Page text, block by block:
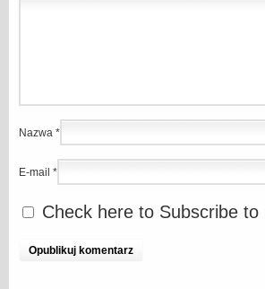
Nazwa *
E-mail *
Check here to Subscribe